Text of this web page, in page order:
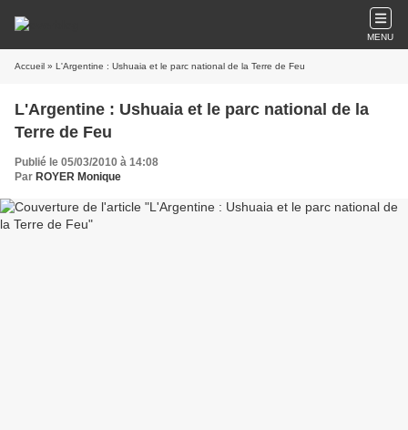
MENU
Accueil » L'Argentine : Ushuaia et le parc national de la Terre de Feu
L'Argentine : Ushuaia et le parc national de la
Terre de Feu
Publié le 05/03/2010 à 14:08
Par ROYER Monique